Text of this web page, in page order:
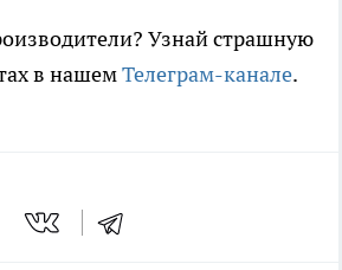
Узнай страшную
в нашемТелеграм-канале.